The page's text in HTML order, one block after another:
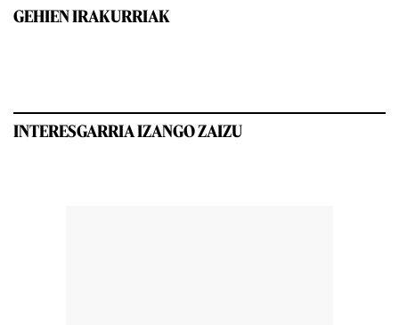
GEHIEN IRAKURRIAK
INTERESGARRIA IZANGO ZAIZU